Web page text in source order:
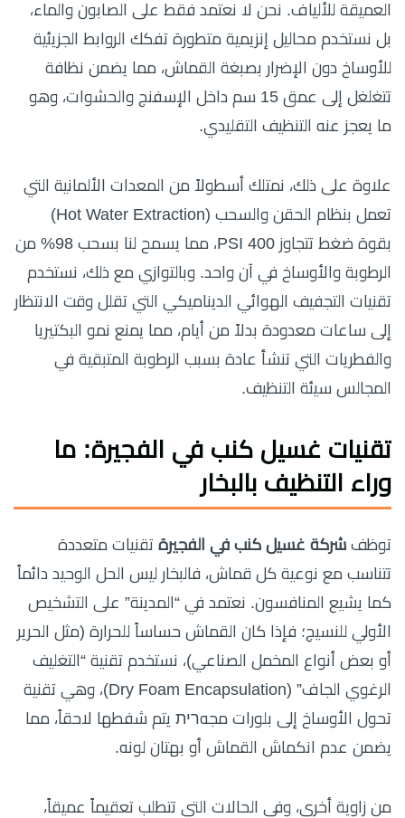
العميقة للألياف. نحن لا نعتمد فقط على الصابون والماء،
بل نستخدم محاليل إنزيمية متطورة تفكك الروابط الجزيئية
للأوساخ دون الإضرار بصبغة القماش، مما يضمن نظافة
تتغلغل إلى عمق 15 سم داخل الإسفنج والحشوات، وهو
ما يعجز عنه التنظيف التقليدي.
علاوة على ذلك، نمتلك أسطولاً من المعدات الألمانية التي
تعمل بنظام الحقن والسحب (Hot Water Extraction)
بقوة ضغط تتجاوز 400 PSI، مما يسمح لنا بسحب 98% من
الرطوبة والأوساخ في آن واحد. وبالتوازي مع ذلك، نستخدم
تقنيات التجفيف الهوائي الديناميكي التي تقلل وقت الانتظار
إلى ساعات معدودة بدلاً من أيام، مما يمنع نمو البكتيريا
والفطريات التي تنشأ عادة بسبب الرطوبة المتبقية في
المجالس سيئة التنظيف.
تقنيات غسيل كنب في الفجيرة: ما
وراء التنظيف بالبخار
توظف شركة غسيل كنب في الفجيرة تقنيات متعددة
تتناسب مع نوعية كل قماش، فالبخار ليس الحل الوحيد دائماً
كما يشيع المنافسون. نعتمد في “المدينة” على التشخيص
الأولي للنسيج؛ فإذا كان القماش حساساً للحرارة (مثل الحرير
أو بعض أنواع المخمل الصناعي)، نستخدم تقنية “التغليف
الرغوي الجاف” (Dry Foam Encapsulation)، وهي تقنية
تحول الأوساخ إلى بلورات مجهרית يتم شفطها لاحقاً، مما
يضمن عدم انكماش القماش أو بهتان لونه.
من زاوية أخرى، وفي الحالات التي تتطلب تعقيماً عميقاً،